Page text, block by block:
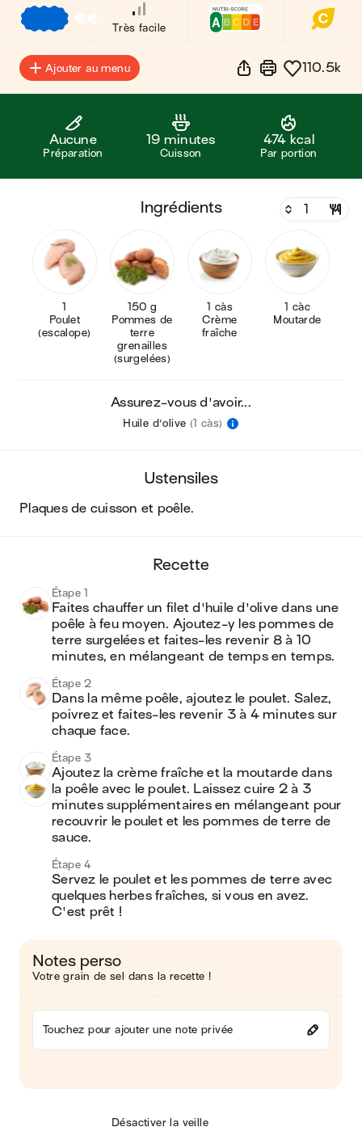
€€
Très facile
Ajouter au menu 110.5k
Aucune
Préparation
19 minutes
Cuisson
474 kcal
Par portion
ingrédients
1
Poulet
(escalope)
150 g
Pommes de
terre
grenailles
(surgelées)
1 càs
Crème
fraîche
1 càc
Moutarde
Assurez-vous d'avoir...
Huile d'olive (1 càs)
ustensiles
plaques de cuisson et poêle.
recette
Étape 1
Faites chauffer un filet d'huile d'olive dans une
poêle à feu moyen. Ajoutez-y les pommes de
terre surgelées et faites-les revenir 8 à 10
minutes, en mélangeant de temps en temps.
Étape 2
Dans la même poêle, ajoutez le poulet. Salez,
poivrez et faites-les revenir 3 à 4 minutes sur
chaque face.
Étape 3
Ajoutez la crème fraîche et la moutarde dans
la poêle avec le poulet. Laissez cuire 2 à 3
minutes supplémentaires en mélangeant pour
recouvrir le poulet et les pommes de terre de
sauce.
Étape 4
Servez le poulet et les pommes de terre avec
quelques herbes fraîches, si vous en avez.
C'est prêt !
Notes perso
Votre grain de sel dans la recette !
Touchez pour ajouter une note privée
Désactiver la veille